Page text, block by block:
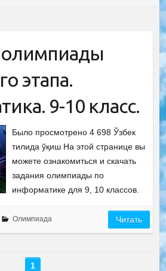
этапа.
9-10 класс.
Было просмотрено 4 698 Ўзбек
тилида ўқиш На этой странице вы
можете ознакомиться и скачать
задания олимпиады по
информатике для 9, 10 классов.
Олимпиада Читать
1